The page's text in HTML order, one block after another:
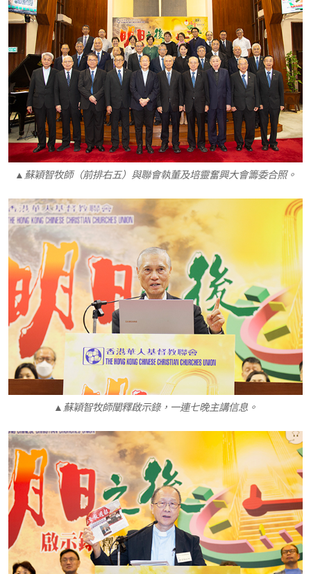
▲蘇穎智牧師（前排右五）與聯會執董及培靈奮興大會籌委合照。
▲蘇穎智牧師闡釋啟示錄，一連七晚主講信息。